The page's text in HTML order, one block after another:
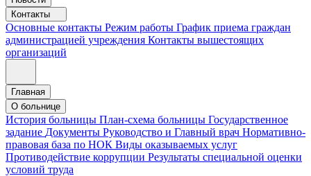
Контакты
Основные контакты Режим работы График приема граждан
администрацией учреждения Контакты вышестоящих
организаций
Главная
О больнице
История больницы План-схема больницы Государственное
задание Документы Руководство и Главный врач Нормативно-
правовая база по НОК Виды оказываемых услуг
Противодействие коррупции Результаты специальной оценки
условий труда